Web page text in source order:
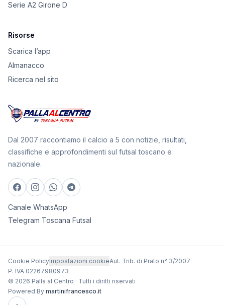
Serie A2 Girone D
Risorse
Scarica l’app
Almanacco
Ricerca nel sito
Dal 2007 raccontiamo il calcio a 5 con notizie, risultati,
classifiche e approfondimenti sul futsal toscano e
nazionale.
Canale WhatsApp
Telegram Toscana Futsal
Cookie PolicyImpostazioni cookieAut. Trib. di Prato n° 3/2007
P. IVA 02267980973
© 2026 Palla al Centro · Tutti i diritti riservati
Powered By martinifrancesco.it